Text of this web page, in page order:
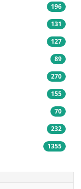
196
131
127
89
270
155
70
232
1355